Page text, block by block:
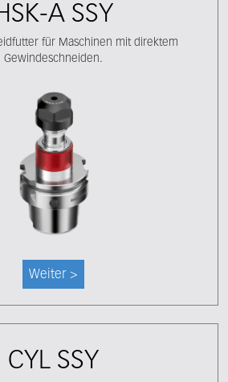
A SSY
für Maschinen mit direktem
Gewindeschneiden.
Weiter >
CYL SSY